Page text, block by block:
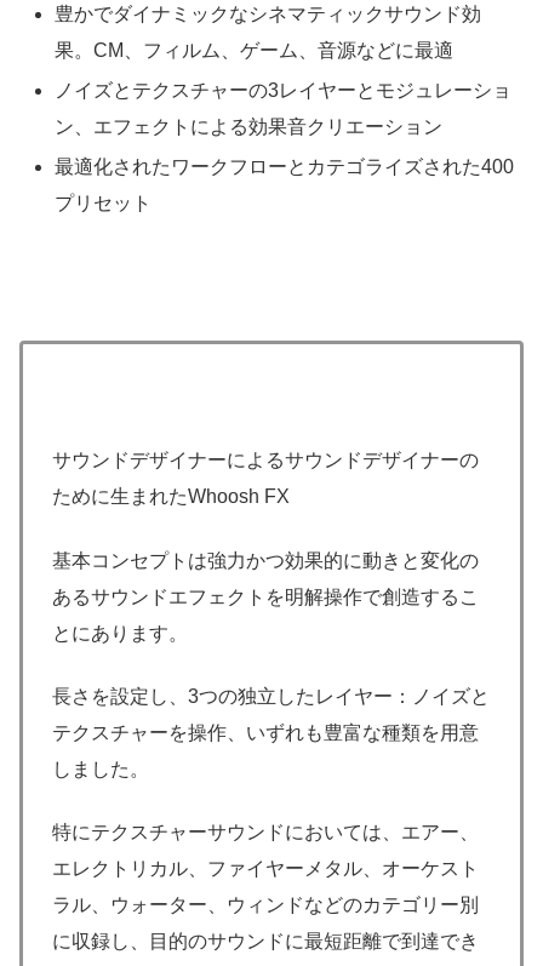
豊かでダイナミックなシネマティックサウンド効
果。CM、フィルム、ゲーム、音源などに最適
ノイズとテクスチャーの3レイヤーとモジュレーショ
ン、エフェクトによる効果音クリエーション
最適化されたワークフローとカテゴライズされた400
プリセット
サウンドデザイナーによるサウンドデザイナーの
ために生まれたWhoosh FX
基本コンセプトは強力かつ効果的に動きと変化の
あるサウンドエフェクトを明解操作で創造するこ
とにあります。
長さを設定し、3つの独立したレイヤー：ノイズと
テクスチャーを操作、いずれも豊富な種類を用意
しました。
特にテクスチャーサウンドにおいては、エアー、
エレクトリカル、ファイヤーメタル、オーケスト
ラル、ウォーター、ウィンドなどのカテゴリー別
に収録し、目的のサウンドに最短距離で到達でき